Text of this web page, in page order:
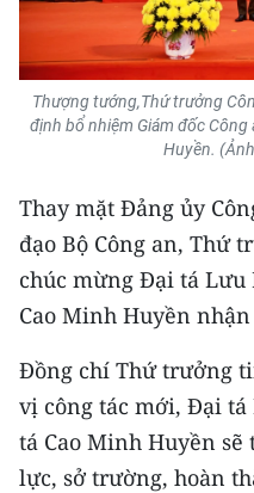
ENGLISH
中文
FRANÇAIS
ESPAÑOL
한국어
Thượng tướng,Thứ trưởng
định bổ nhiệm Giám đốc Công
Huyền.
Thay mặt Đảng ủy
đạo Bộ Công an, Thứ
chúc mừng Đại tá Lưu
Cao Minh Huyền
Đồng chí Thứ trưởng
vị công tác mới, Đại tá
tá Cao Minh Huyền
lực, sở trường, hoàn